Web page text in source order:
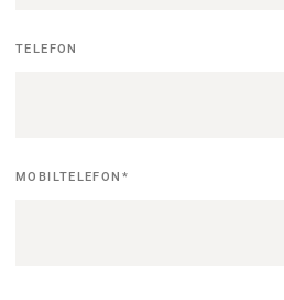
TELEFON
MOBILTELEFON *